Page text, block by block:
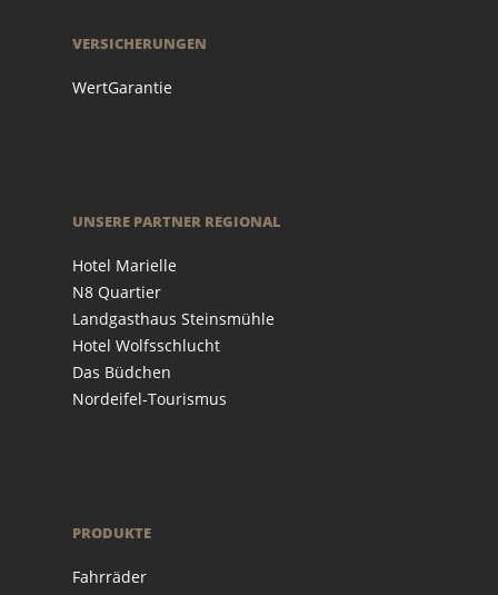
VERSICHERUNGEN
WertGarantie
UNSERE PARTNER REGIONAL
Hotel Marielle
N8 Quartier
Landgasthaus Steinsmühle
Hotel Wolfsschlucht
Das Büdchen
Nordeifel-Tourismus
PRODUKTE
Fahrräder